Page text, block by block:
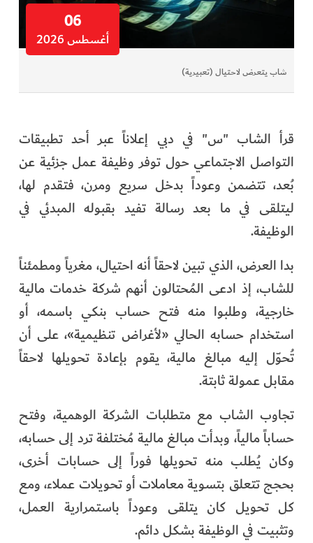
06
أغسطس 2026
شاب يتعرض لاحتيال (تعبيرية)
قرأ الشاب "س" في دبي إعلاناً عبر أحد تطبيقات
التواصل الاجتماعي حول توفر وظيفة عمل جزئية عن
بُعد، تتضمن وعوداً بدخل سريع ومرن، فتقدم لها،
ليتلقى في ما بعد رسالة تفيد بقبوله المبدئي في
الوظيفة.
بدا العرض، الذي تبين لاحقاً أنه احتيال، مغرياً ومطمئناً
للشاب، إذ ادعى المُحتالون أنهم شركة خدمات مالية
خارجية، وطلبوا منه فتح حساب بنكي باسمه، أو
استخدام حسابه الحالي «لأغراض تنظيمية»، على أن
تُحوّل إليه مبالغ مالية، يقوم بإعادة تحويلها لاحقاً
مقابل عمولة ثابتة.
تجاوب الشاب مع متطلبات الشركة الوهمية، وفتح
حساباً مالياً، وبدأت مبالغ مالية مُختلفة ترد إلى حسابه،
وكان يُطلب منه تحويلها فوراً إلى حسابات أخرى،
بحجج تتعلق بتسوية معاملات أو تحويلات عملاء، ومع
كل تحويل كان يتلقى وعوداً باستمرارية العمل،
وتثبيت في الوظيفة بشكل دائم.